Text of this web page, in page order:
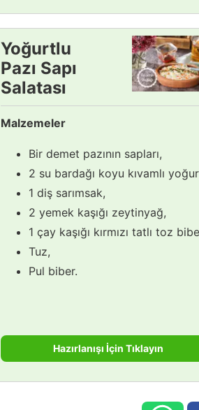
Yoğurtlu
Pazı Sapı
Salatası
Tarifi
Malzemeler
Bir demet pazının sapları,
2 su bardağı koyu kıvamlı
1 diş sarımsak,
2 yemek kaşığı zeytinyağ,
1 çay kaşığı kırmızı tatlı toz
Tuz,
Pul biber.
Hazırlanışı İçin Tıklayın